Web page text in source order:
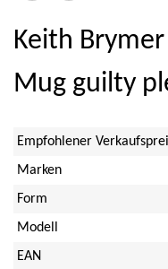
Aspen Mulling Spices
Dock & Bay
Sara Miller
Sanderson
PO Tea Slim Thermos
Keith
Mug guilty
Empfohlener
Marken
Form
Modell
EAN